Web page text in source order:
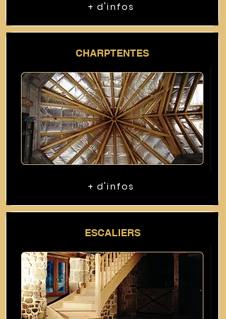
+ d'infos
CHARPTENTES
+ d'infos
ESCALIERS